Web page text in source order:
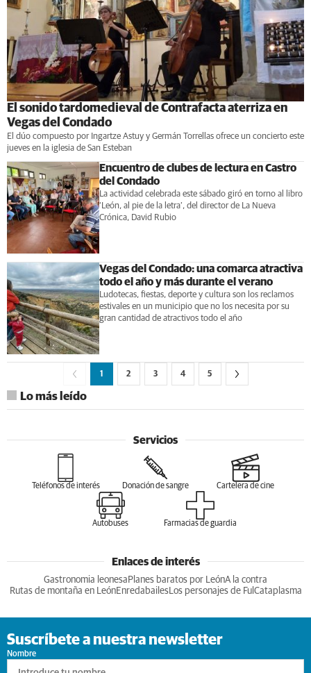
El sonido tardomedieval de Contrafacta aterriza en
Vegas del Condado
El dúo compuesto por Ingartze Astuy y Germán Torrellas ofrece un concierto este
jueves en la iglesia de San Esteban
Encuentro de clubes de lectura en Castro
del Condado
La actividad celebrada este sábado giró en torno al libro
‘León, al pie de la letra’, del director de La Nueva
Crónica, David Rubio
Vegas del Condado: una comarca atractiva
todo el año y más durante el verano
Ludotecas, fiestas, deporte y cultura son los reclamos
estivales en un municipio que no los necesita por su
gran cantidad de atractivos todo el año
1 2 3 4 5
Lo más leído
Servicios
Teléfonos de interés Donación de sangre Cartelera de cine
Autobuses Farmacias de guardia
Enlaces de interés
Gastronomia leonesa Planes baratos por LeónA la contra
Rutas de montaña en LeónEnredabailesLos personajes de Ful Cataplasma
Suscríbete a nuestra newsletter
Nombre